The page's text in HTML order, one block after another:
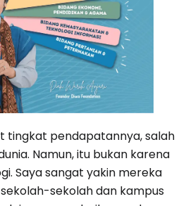
tingkat pendapatannya, salah
Namun, itu bukan karena
Saya sangat yakin mereka
sekolah dan kampus